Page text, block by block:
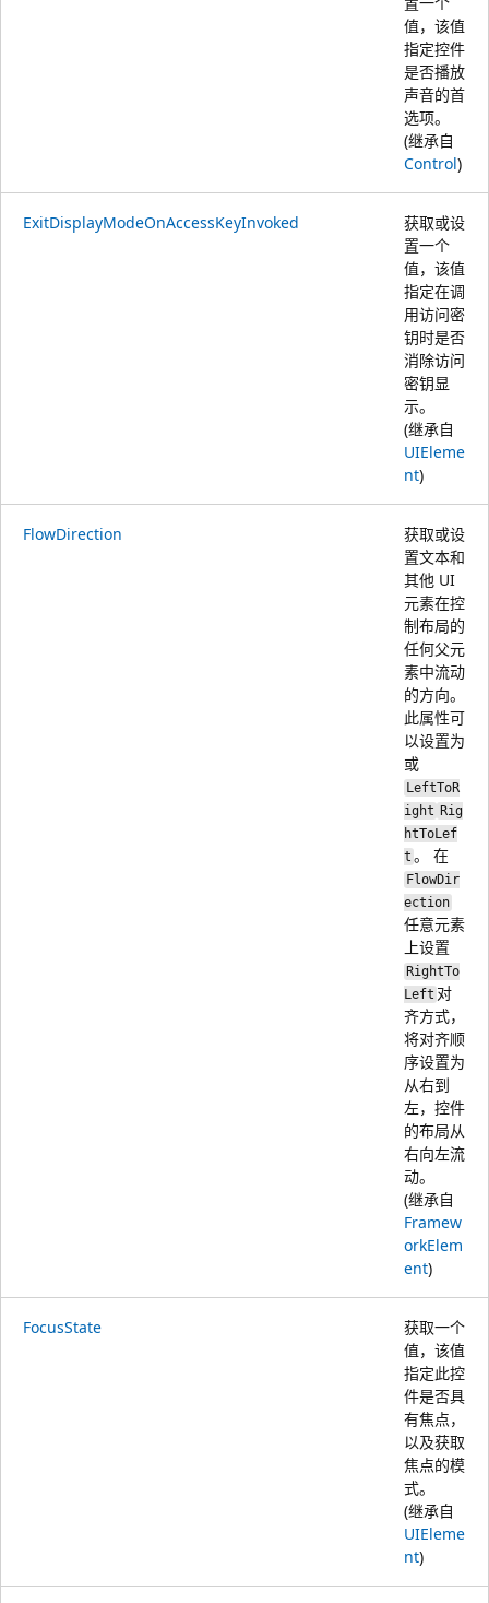
值，该值
指定控件
是否播放
声音的首
选项。
(继承自
Control)
ExitDisplayModeOnAccessKeyInvoked
获取或设
置一个
值，该值
指定在调
用访问密
钥时是否
消除访问
密钥显
示。
(继承自
UIEleme
nt)
FlowDirection
获取或设
置文本和
其他 UI
元素在控
制布局的
任何父元
素中流动
的方向。
此属性可
以设置为
或
LeftToR
ight Rig
htToLef
t 。 在
FlowDir
ection
任意元素
上设置
RightTo
Left 对
齐方式，
将对齐顺
序设置为
从右到
左，控件
的布局从
右向左流
动。
(继承自
Framew
orkElem
ent)
FocusState
获取一个
值，该值
指定此控
件是否具
有焦点，
以及获取
焦点的模
式。
(继承自
UIEleme
nt)